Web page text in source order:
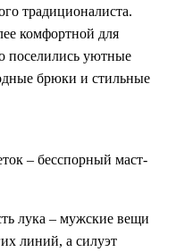
традиционалиста.
комфортной для
поселились уютные
брюки и стильные
– бесспорный маст-
лука – мужские вещи
линий, а силуэт